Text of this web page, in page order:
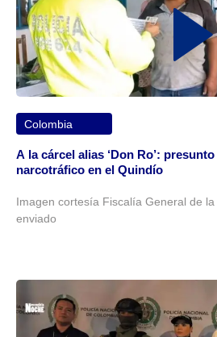
Colombia
A la cárcel alias ‘Don Ro’:
narcotráfico en el Quindío
Imagen cortesía Fiscalía General de
enviado